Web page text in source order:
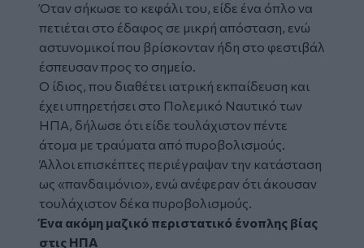
Όταν σήκωσε το κεφάλι του, είδε ένα όπλο να
πετιέται στο έδαφος σε μικρή απόσταση, ενώ
αστυνομικοί που βρίσκονταν ήδη στο φεστιβάλ
έσπευσαν προς το σημείο.
Ο ίδιος, που διαθέτει ιατρική εκπαίδευση και
έχει υπηρετήσει στο Πολεμικό Ναυτικό των
ΗΠΑ, δήλωσε ότι είδε τουλάχιστον πέντε
άτομα με τραύματα από πυροβολισμούς.
Άλλοι επισκέπτες περιέγραψαν την κατάσταση
ως «πανδαιμόνιο», ενώ ανέφεραν ότι άκουσαν
τουλάχιστον δέκα πυροβολισμούς.
Ένα ακόμη μαζικό περιστατικό ένοπλης βίας
στις ΗΠΑ